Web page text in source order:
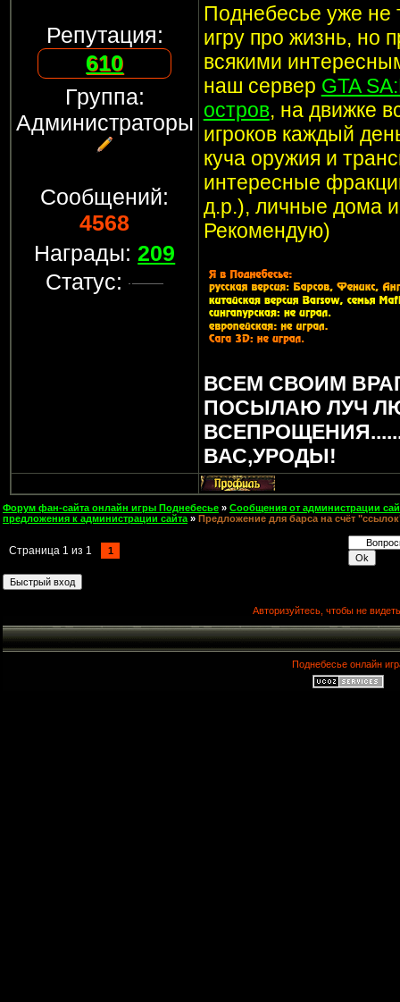
Репутация:
610
Группа:
Администраторы
Сообщений:
4568
Награды:209
Статус:
Поднебесье уже не
игру про жизнь, но
всякими
наш сервер GTA
остров, на движке
игроков каждый
куча оружия и
интересные
д.р.), личные дома
Рекомендую)
ВСЕМ СВОИМ
ПОСЫЛАЮ ЛУЧ
ВАС,УРОДЫ!
Форум фан-сайта онлайн игры Поднебесье » Сообщения от администрации
предложения к администрации сайта » Предложение для барса на счёт
Страница 1 из 1 1
Авторизуйтесь, чтобы не
Поднебесье онлайн